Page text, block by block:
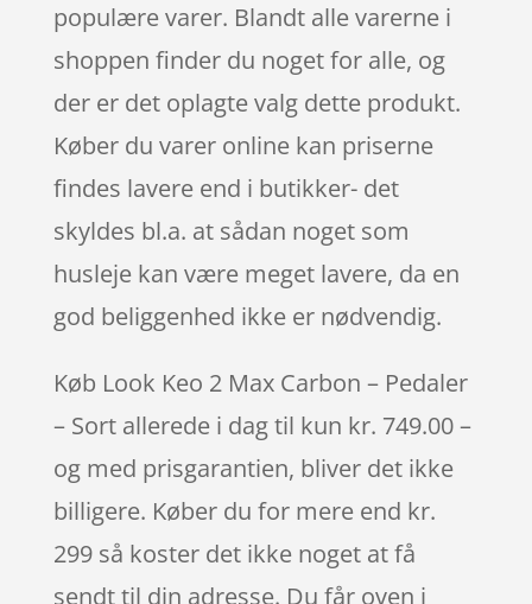
populære varer. Blandt alle varerne i
shoppen finder du noget for alle, og
der er det oplagte valg dette produkt.
Køber du varer online kan priserne
findes lavere end i butikker- det
skyldes bl.a. at sådan noget som
husleje kan være meget lavere, da en
god beliggenhed ikke er nødvendig.
Køb Look Keo 2 Max Carbon – Pedaler
– Sort allerede i dag til kun kr. 749.00 –
og med prisgarantien, bliver det ikke
billigere. Køber du for mere end kr.
299 så koster det ikke noget at få
sendt til din adresse. Du får oven i